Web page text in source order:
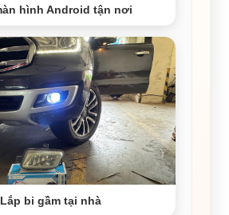
hình Android tận nơi
Lắp bi gầm tại nhà